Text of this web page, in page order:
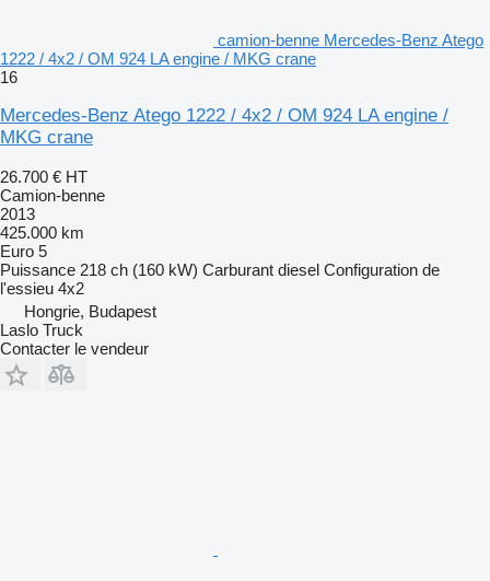
camion-benne Mercedes-Benz Atego
1222 / 4x2 / OM 924 LA engine / MKG crane
16
Mercedes-Benz Atego 1222 / 4x2 / OM 924 LA engine /
MKG crane
26.700 € HT
Camion-benne
2013
425.000 km
Euro 5
Puissance 218 ch (160 kW) Carburant diesel Configuration de
l'essieu 4x2
Hongrie, Budapest
Laslo Truck
Contacter le vendeur